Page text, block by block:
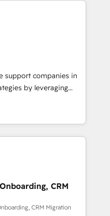
driven marketing,
BOOMS:
With BOOMS,
accelerating your
as an undisputed
designed to
and optimize your
our growth-first
dominate their
support companies in
by leveraging
their marketing and
growth. Our offer spans
We specialize in CRM
web design, sales
with tech companies
we are committed to
developing their
HubSpot through
integration of
CRM
CRM Migration